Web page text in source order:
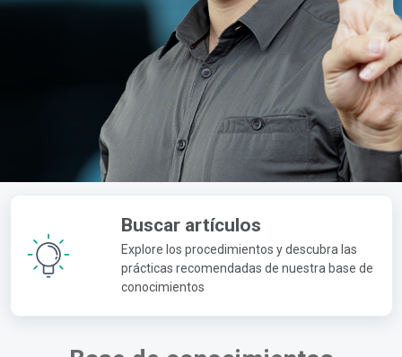
Buscar artículos
Explore los procedimientos y descubra las
prácticas recomendadas de nuestra base de
conocimientos